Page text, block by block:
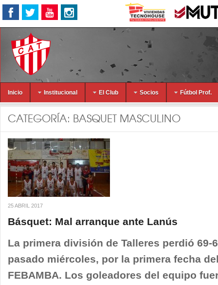
Inicio Institucional El Club Socios Fútbol Prof.
CATEGORÍA: BASQUET MASCULINO
25 ABRIL 2017
Básquet: Mal arranque ante Lanús
La primera división de Talleres perdió 69-
pasado miércoles, por la primera fecha
FEBAMBA. Los goleadores del equipo